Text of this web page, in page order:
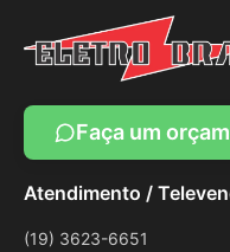
Faça um
Atendimento /
(19) 3623-6651